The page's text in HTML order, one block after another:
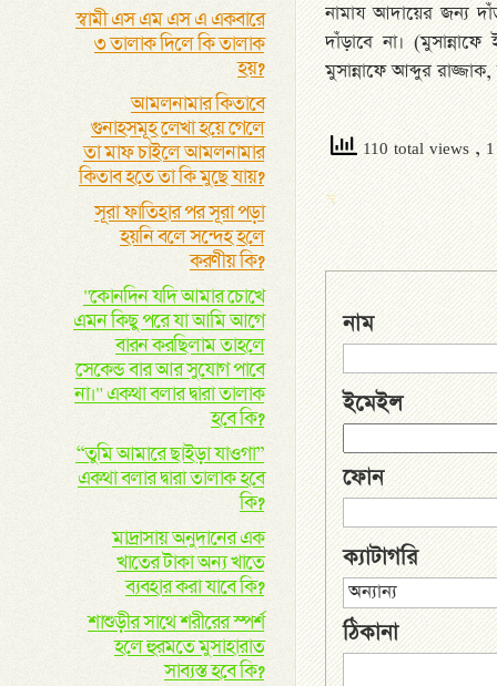
স্বামী এস এম এস এ একবারে
৩ তালাক দিলে কি তালাক
হয়?
আমলনামার কিতাবে
গুনাহসমূহ লেখা হয়ে গেলে
তা মাফ চাইলে আমলনামার
কিতাব হতে তা কি মুছে যায়?
সূরা ফাতিহার পর সূরা পড়া
হয়নি বলে সন্দেহ হলে
করণীয় কি?
"কোনদিন যদি আমার চোখে
এমন কিছু পরে যা আমি আগে
বারন করছিলাম তাহলে
সেকেন্ড বার আর সুযোগ পাবে
না।" একথা বলার দ্বারা তালাক
হবে কি?
“তুমি আমারে ছাইড়া যাওগা”
একথা বলার দ্বারা তালাক হবে
কি?
মাদ্রাসায় অনুদানের এক
খাতের টাকা অন্য খাতে
ব্যবহার করা যাবে কি?
শাশুড়ীর সাথে শরীরের স্পর্শ
হলে হুরমতে মুসাহারাত
সাব্যস্ত হবে কি?
নামায আদায়ের জন্য
দাঁড়াবে না।
মুসান্নাফে আব্দুর
110 total views,
নাম
ইমেইল
ফোন
ক্যাটাগরি
ঠিকানা